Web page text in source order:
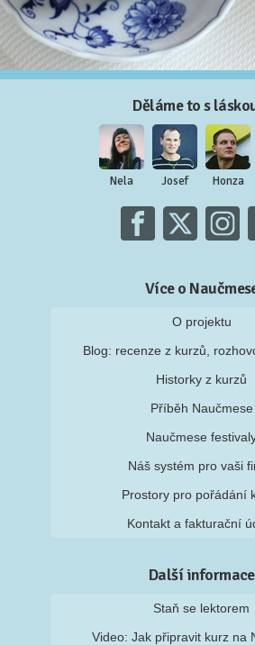
Děláme to s
Nela Josef Honza
Více o
O projektu
Blog: recenze z kurzů,
Historky z kurzů
Příběh Naučmese
Naučmese
Náš systém pro vaši
Prostory pro pořádání
Kontakt a fakturační
Další informace
Staň se lektorem
Video: Jak připravit kurz na